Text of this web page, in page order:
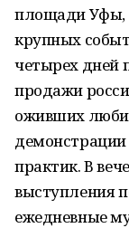
площади Уфы,
крупных
четырех дней
продажи
оживших
практик. В
выступления
ежедневные